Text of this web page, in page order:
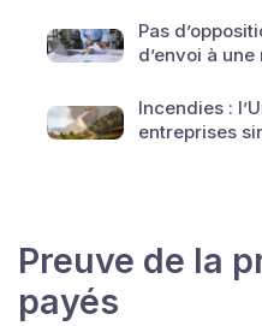
Pas
d’envoi à
Incendies :
entreprises
Preuve de la
payés